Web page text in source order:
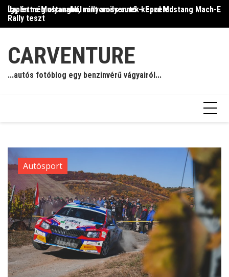
Skip
content
Így lett a Mustangból rallycross autó – Ford Mustang Mach-E
Rally teszt
Japán még olyanabb, mint amilyennek képzeled
CARVENTURE
...autós fotóblog egy benzinvérű vágyairól...
Autósport